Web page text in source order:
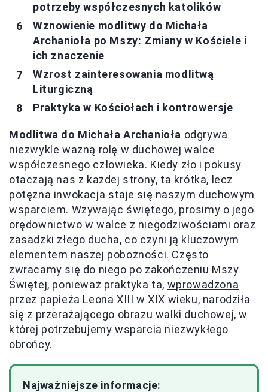
potrzeby współczesnych katolików
Wznowienie modlitwy do Michała
Archanioła po Mszy: Zmiany w Kościele i
ich znaczenie
Wzrost zainteresowania modlitwą
Liturgiczną
Praktyka w Kościołach i kontrowersje
Modlitwa do Michała Archanioła odgrywa
niezwykle ważną rolę w duchowej walce
współczesnego człowieka. Kiedy zło i pokusy
otaczają nas z każdej strony, ta krótka, lecz
potężna inwokacja staje się naszym duchowym
wsparciem. Wzywając świętego, prosimy o jego
orędownictwo w walce z niegodziwościami oraz
zasadzki złego ducha, co czyni ją kluczowym
elementem naszej pobożności. Często
zwracamy się do niego po zakończeniu Mszy
Świętej, ponieważ praktyka ta, wprowadzona
przez papieża Leona XIII w XIX wieku, narodziła
się z przerażającego obrazu walki duchowej, w
której potrzebujemy wsparcia niezwykłego
obrońcy.
Najważniejsze informacje: